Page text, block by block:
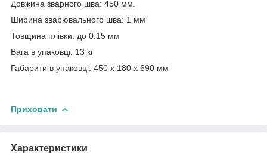
Довжина зварного шва: 450 мм.
Ширина зварювального шва: 1 мм
Товщина плівки: до 0.15 мм
Вага в упаковці: 13 кг
Габарити в упаковці: 450 x 180 x 690 мм
Приховати
Характеристики